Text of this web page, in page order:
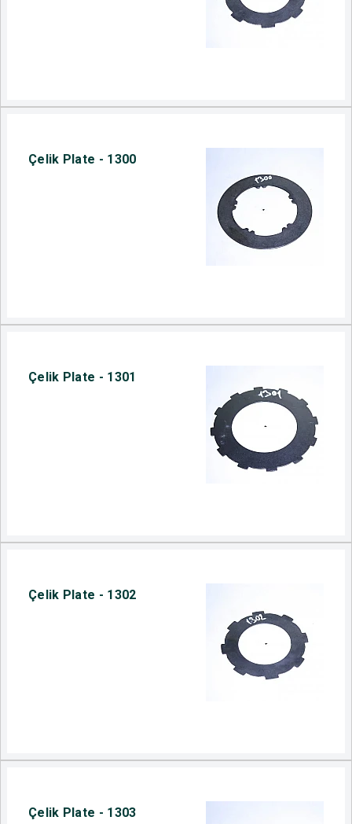
Çelik Plate - 1300
Çelik Plate - 1301
Çelik Plate - 1302
Çelik Plate - 1303